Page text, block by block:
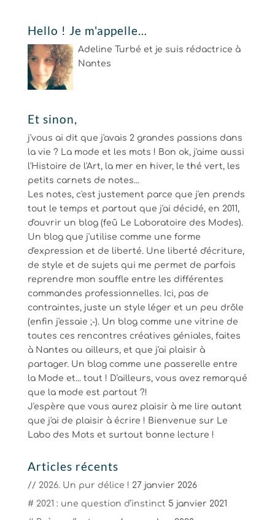
Hello ! Je m'appelle…
Adeline Turbé et je suis rédactrice à
Nantes
Et sinon,
j'vous ai dit que j'avais 2 grandes passions dans
la vie ? La mode et les mots ! Bon ok, j'aime aussi
l'Histoire de l'Art, la mer en hiver, le thé vert, les
petits carnets de notes...
Les notes, c'est justement parce que j'en prends
tout le temps et partout que j'ai décidé, en 2011,
d'ouvrir un blog (feû Le Laboratoire des Modes).
Un blog que j'utilise comme une forme
d'expression et de liberté. Une liberté d'écriture,
de style et de sujets qui me permet de parfois
reprendre mon souffle entre les différentes
commandes professionnelles. Ici, pas de
contraintes, juste un style léger et un peu drôle
(enfin j'essaie ;-). Un blog comme une vitrine de
toutes ces rencontres créatives géniales, faites
à Nantes ou ailleurs, et que j'ai plaisir à
partager. Un blog comme une passerelle entre
la Mode et... tout ! D'ailleurs, vous avez remarqué
que la mode est partout ?!
J'espère que vous aurez plaisir à me lire autant
que j'ai de plaisir à écrire ! Bienvenue sur Le
Labo des Mots et surtout bonne lecture !
Articles récents
// 2026. Un pur délice ! 27 janvier 2026
# 2021 : une question d’instinct 5 janvier 2021